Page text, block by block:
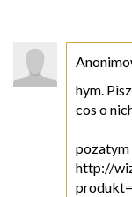
hym.
cos o
pozatym
http://